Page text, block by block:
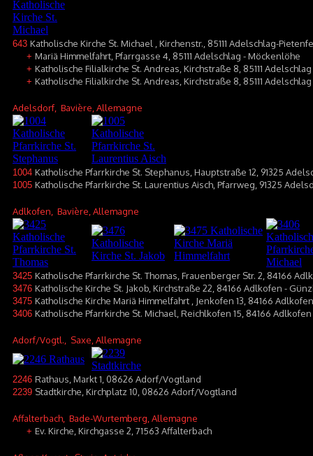
643 Katholische Kirche St. Michael , Kirchenstr., 85111 Adelschlag-
+ Mariä Himmelfahrt, Pfarrgasse 4, 85111 Adelschlag - Möckenlöhe
+ Katholische Filialkirche St. Andreas, Kirchstraße 8, 85111 Adelschlag
+ Katholische Filialkirche St. Andreas, Kirchstraße 8, 85111 Adelschlag
Adelsdorf , Bavière, Allemagne
1004 Katholische Pfarrkirche St. Stephanus, Hauptstraße 12, 91325
1005 Katholische Pfarrkirche St. Laurentius Aisch, Pfarrweg, 91325
Adlkofen , Bavière, Allemagne
3425 Katholische Pfarrkirche St. Thomas, Frauenberger Str. 2, 84166
3476 Katholische Kirche St. Jakob, Kirchstraße 22, 84166 Adlkofen -
3475 Katholische Kirche Mariä Himmelfahrt , Jenkofen 13, 84166
3406 Katholische Pfarrkirche St. Michael, Reichlkofen 15, 84166
Adorf/Vogtl. , Saxe, Allemagne
2246 Rathaus, Markt 1, 08626 Adorf/Vogtland
2239 Stadtkirche, Kirchplatz 10, 08626 Adorf/Vogtland
Affalterbach , Bade-Wurtemberg, Allemagne
+ Ev. Kirche, Kirchgasse 2, 71563 Affalterbach